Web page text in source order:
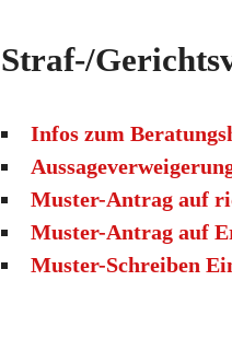
Straf-/
Infos zum
Muster-Antrag auf
Muster-Antrag auf
Muster-Schreiben